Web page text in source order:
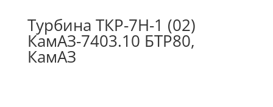
Турбина ТКР-7Н-1 (02)
КамАЗ-7403.10 БТР80,
КамАЗ